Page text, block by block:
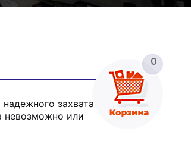
0
захвата и
невозможно или